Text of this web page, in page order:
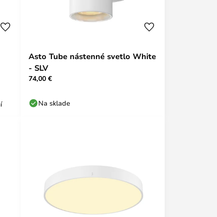
Asto Tube nástenné svetlo White
- SLV
74,00 €
Na sklade